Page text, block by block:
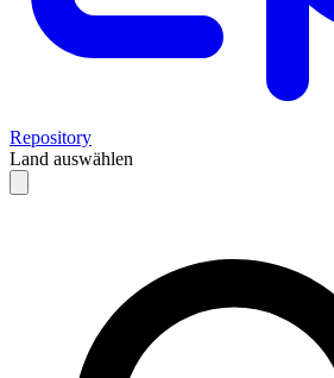
Repository
Land auswählen